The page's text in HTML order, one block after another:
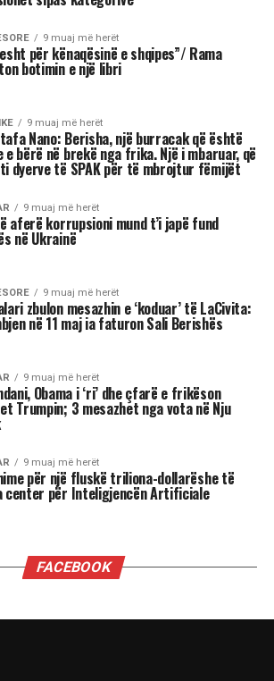
ashtu edhe në atë
tre shenjat e zodiakut që
xheloze:
e tij emocional, akrepi
në heshtje. Kur ndjen se është
të mbajë mëri dhe të tërhiqet
të madhe për vëmendje dhe
nevoja nuk plotësohen,
mund të bëhet e fortë. Ata
ata që i sfidojnë në
sidomos në rolin udhëheqës.
Luanët të ushtrojnë më
të shmangur zilitë e
për përsosmëri. Krahasimet e
ose të zhgënjyer. Ato